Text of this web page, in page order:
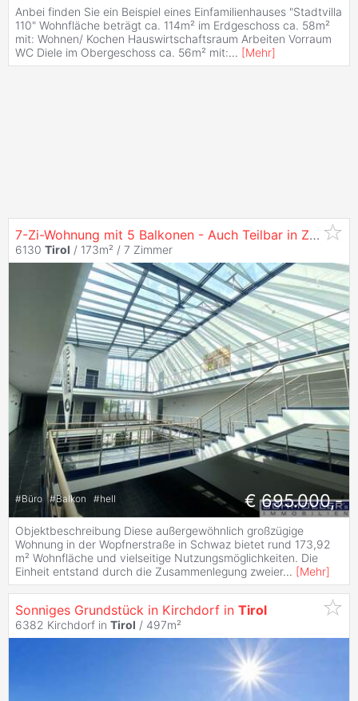
Anbei finden Sie ein Beispiel eines Einfamilienhauses "Stadtvilla
110" Wohnfläche beträgt ca. 114m² im Erdgeschoss ca. 58m²
mit: Wohnen/ Kochen Hauswirtschaftsraum Arbeiten Vorraum
WC Diele im Obergeschoss ca. 56m² mit:... [Mehr]
7-Zi-Wohnung mit 5 Balkonen - Auch Teilbar in Zwei Einheiten
6130 Tirol / 173m² / 7 Zimmer
#Büro #Balkon #hell € 695.000,-
Objektbeschreibung Diese außergewöhnlich großzügige
Wohnung in der Wopfnerstraße in Schwaz bietet rund 173,92
m² Wohnfläche und vielseitige Nutzungsmöglichkeiten. Die
Einheit entstand durch die Zusammenlegung zweier... [Mehr]
Sonniges Grundstück in Kirchdorf in Tirol
6382 Kirchdorf in Tirol / 497m²